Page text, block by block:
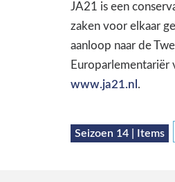
JA21 is een
zaken voor elkaar
aanloop naar de
www.ja21.nl .
Seizoen 14 | Items